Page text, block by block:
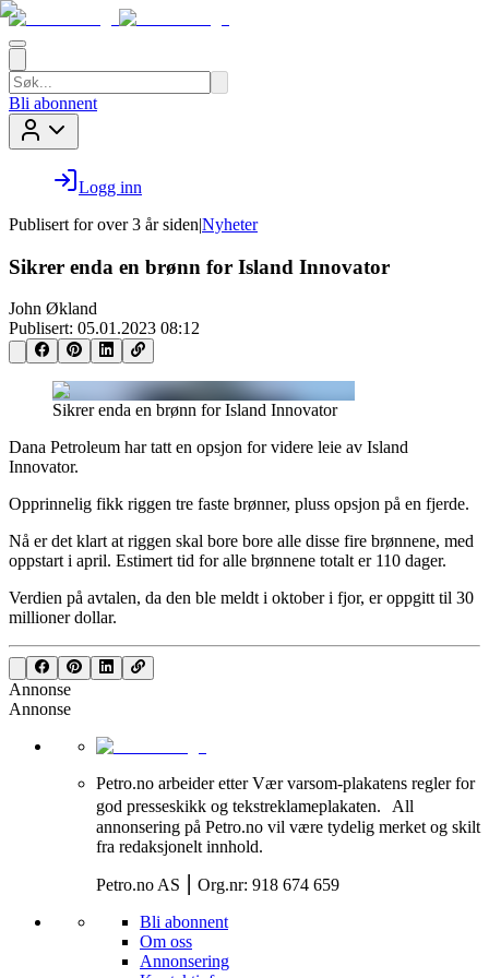
Bli abonnent
Logg inn
Publisert for over 3 år siden|Nyheter
Sikrer enda en brønn for Island Innovator
John Økland
Publisert: 05.01.2023 08:12
Sikrer enda en brønn for Island Innovator
Dana Petroleum har tatt en opsjon for videre leie av Island
Innovator.
Opprinnelig fikk riggen tre faste brønner, pluss opsjon på en fjerde.
Nå er det klart at riggen skal bore bore alle disse fire brønnene, med
oppstart i april. Estimert tid for alle brønnene totalt er 110 dager.
Verdien på avtalen, da den ble meldt i oktober i fjor, er oppgitt til 30
millioner dollar.
Annonse
Annonse
Petro.no arbeider etter Vær varsom-plakatens regler for
god presseskikk og tekstreklameplakaten. All
annonsering på Petro.no vil være tydelig merket og skilt
fra redaksjonelt innhold.
Petro.no AS ⎮ Org.nr: 918 674 659
Bli abonnent
Om oss
Annonsering